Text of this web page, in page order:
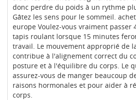
donc perdre du poids à un rythme
Gâtez les sens pour le sommeil.
europe Voulez-vous vraiment passer
tapis roulant lorsque 15 minutes
travail. Le mouvement approprié de
contribue à l'alignement correct du
posture et à l'équilibre du corps. Le
assurez-vous de manger beaucoup
raisons hormonales et pour aider à
corps.